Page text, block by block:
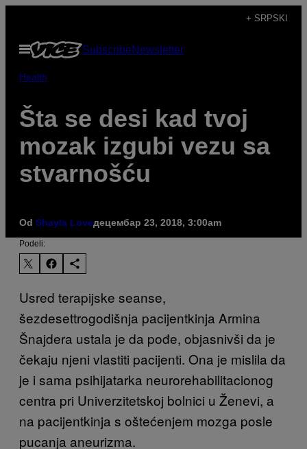
садржај
+ SRPSKI
Otvori
Meni
SubscribeNewsletter
Health
Šta se desi kad tvoj
mozak izgubi vezu sa
stvarnošću
Od Shayla Loveдецембар 23, 2018, 3:00am
Podeli:
Usred terapijske seanse,
šezdesettrogodišnja pacijentkinja Armina
Šnajdera ustala je da pođe, objasnivši da je
čekaju njeni vlastiti pacijenti. Ona je mislila da
je i sama psihijatarka neurorehabilitacionog
centra pri Univerzitetskoj bolnici u Ženevi, a
na pacijentkinja s oštećenjem mozga posle
pucanja aneurizma.